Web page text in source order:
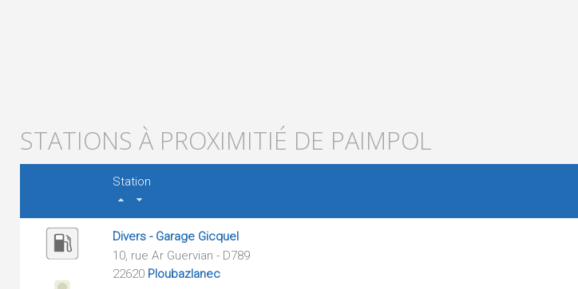
STATIONS À PROXIMITIÉ DE PAIMPOL
Station
Divers - Garage Gicquel
10, rue Ar Guervian - D789
22620 Ploubazlanec